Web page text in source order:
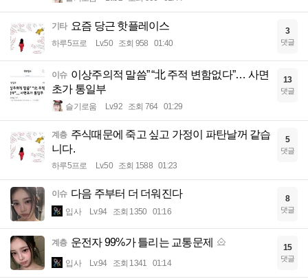
기타 요즘 당근 핫플레이스
하루5프로 Lv.50 조회 958 01:40
3
댓글
이슈 이상주의적 말씀” “北 주적 변함없다”… 사면
초가 통일부
슬기로움 Lv.92 조회 764 01:29
13
댓글
계층 주식때문에 죽고 싶고 가정이 파탄날꺼 같습
니다.
하루5프로 Lv.50 조회 1588 01:23
5
댓글
이슈 다음 주부터 더 더워진다
입사 Lv.94 조회 1350 01:16
8
댓글
계층 운전자 99%가 틀리는 교통문제
입사 Lv.94 조회 1341 01:14
15
댓글